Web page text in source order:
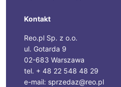
Kontakt
Reo.pl Sp. z o.o.
ul. Gotarda 9
02-683 Warszawa
tel. + 48 22 548 48 29
e-mail: sprzedaz@reo.pl